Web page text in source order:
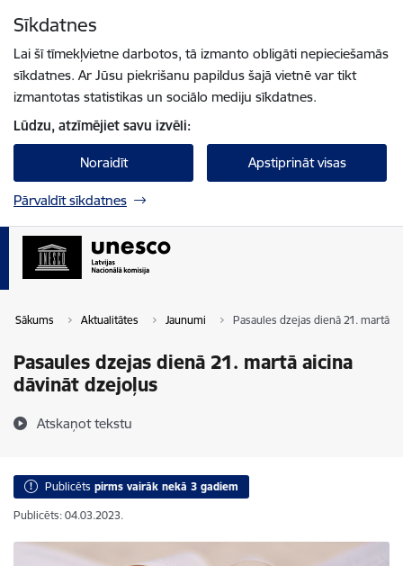
Sīkdatnes
Lai šī tīmekļvietne darbotos, tā izmanto obligāti nepieciešamās
sīkdatnes. Ar Jūsu piekrišanu papildus šajā vietnē var tikt
izmantotas statistikas un sociālo mediju sīkdatnes.
Lūdzu, atzīmējiet savu izvēli:
Noraidīt Apstiprināt visas
Pārvaldīt sīkdatnes
Sākums Aktualitātes Jaunumi Pasaules dzejas dienā 21. martā
Pasaules dzejas dienā 21. martā aicina
dāvināt dzejoļus
Atskaņot tekstu
Publicēts pirms vairāk nekā 3 gadiem
Publicēts: 04.03.2023.